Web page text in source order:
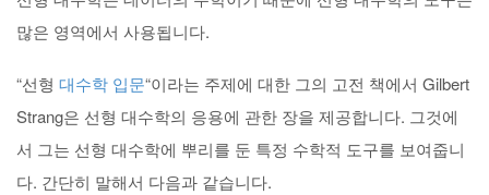
많은 영역에서 사용됩니다.
“선형 대수학 입문“이라는 주제에 대한 그의 고전 책에서 Gilbert
Strang은 선형 대수학의 응용에 관한 장을 제공합니다. 그것에
서 그는 선형 대수학에 뿌리를 둔 특정 수학적 도구를 보여줍니
다. 간단히 말해서 다음과 같습니다.